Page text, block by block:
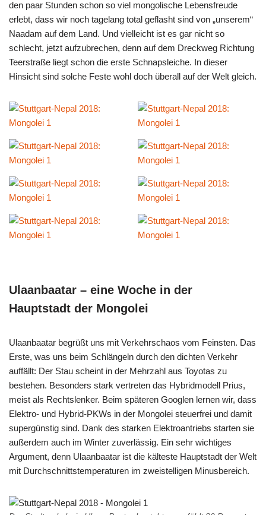
den paar Stunden schon so viel mongolische Lebensfreude
erlebt, dass wir noch tagelang total geflasht sind von „unserem“
Naadam auf dem Land. Und vielleicht ist es gar nicht so
schlecht, jetzt aufzubrechen, denn auf dem Dreckweg Richtung
Teerstraße liegt schon die erste Schnapsleiche. In dieser
Hinsicht sind solche Feste wohl doch überall auf der Welt gleich.
Ulaanbaatar – eine Woche in der
Hauptstadt der Mongolei
Ulaanbaatar begrüßt uns mit Verkehrschaos vom Feinsten. Das
Erste, was uns beim Schlängeln durch den dichten Verkehr
auffällt: Der Stau scheint in der Mehrzahl aus Toyotas zu
bestehen. Besonders stark vertreten das Hybridmodell Prius,
meist als Rechtslenker. Beim späteren Googlen lernen wir, dass
Elektro- und Hybrid-PKWs in der Mongolei steuerfrei und damit
supergünstig sind. Dank des starken Elektroantriebs starten sie
außerdem auch im Winter zuverlässig. Ein sehr wichtiges
Argument, denn Ulaanbaatar ist die kälteste Hauptstadt der Welt
mit Durchschnittstemperaturen im zweistelligen Minusbereich.